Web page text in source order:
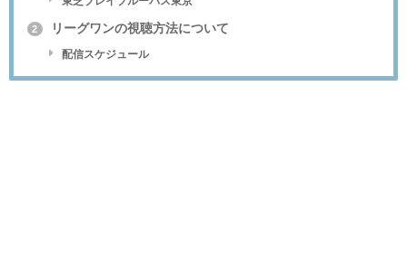
2 リーグワンの視聴方法について
配信スケジュール